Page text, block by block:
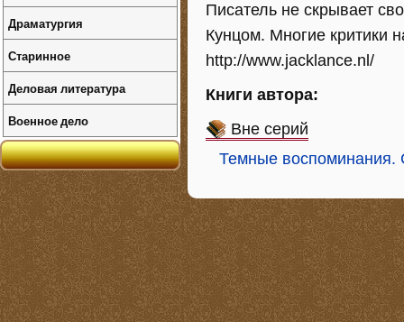
Писатель не скрывает
Кунцом. Многие критики
http://www.jacklance.nl/
Книги автора:
Вне серий
Темные воспоминания.
Драматургия
Старинное
Деловая литература
Военное дело